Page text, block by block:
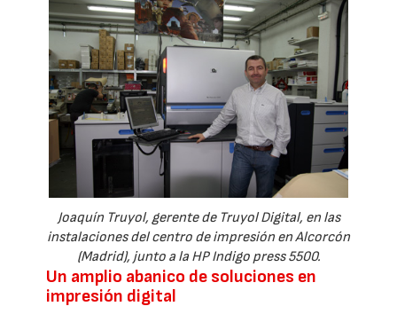
Joaquín Truyol, gerente de Truyol Digital, en las
instalaciones del centro de impresión en Alcorcón
(Madrid), junto a la HP Indigo press 5500.
Un amplio abanico de soluciones en
impresión digital